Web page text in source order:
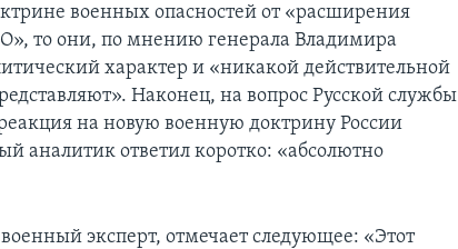
военных опасностей от «расширения
то они, по мнению генерала Владимира
характер и «никакой действительной
Наконец, на вопрос Русской службы
на новую военную доктрину России
аналитик ответил коротко: «абсолютно
эксперт, отмечает следующее: «Этот